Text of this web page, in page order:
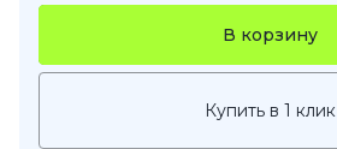
В корзину
Купить в 1 клик